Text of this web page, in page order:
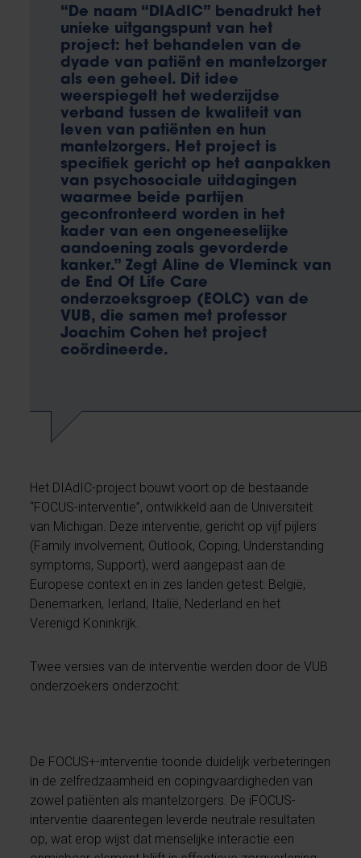
“De naam “DIAdIC” benadrukt het
unieke uitgangspunt van het
project: het behandelen van de
dyade van patiënt en mantelzorger
als een geheel. Dit idee
weerspiegelt het wederzijdse
verband tussen de kwaliteit van
leven van patiënten en hun
mantelzorgers. Het project is
specifiek gericht op het aanpakken
van psychosociale uitdagingen
waarmee beide partijen
geconfronteerd worden in het
kader van een ongeneeselijke
aandoening zoals gevorderde
kanker.” Zegt Aline de Vleminck van
de End Of Life Care
onderzoeksgroep (EOLC) van de
VUB, die samen met professor
Joachim Cohen het project
coördineerde.
Het DIAdIC-project bouwt voort op de bestaande
“FOCUS-interventie”, ontwikkeld aan de Universiteit
van Michigan. Deze interventie, gericht op vijf pijlers
(Family involvement, Outlook, Coping, Understanding
symptoms, Support), werd aangepast aan de
Europese context en in zes landen getest: België,
Denemarken, Ierland, Italië, Nederland en het
Verenigd Koninkrijk.
Twee versies van de interventie werden door de VUB
onderzoekers onderzocht:
De FOCUS+-interventie toonde duidelijk verbeteringen
in de zelfredzaamheid en copingvaardigheden van
zowel patiënten als mantelzorgers. De iFOCUS-
interventie daarentegen leverde neutrale resultaten
op, wat erop wijst dat menselijke interactie een